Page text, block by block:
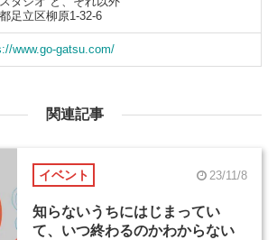
足立区柳原1-32-6
www.go-gatsu.com/
関連記事
イベント 23/11/8
知らないうちにはじまってい
て、いつ終わるのかわからない